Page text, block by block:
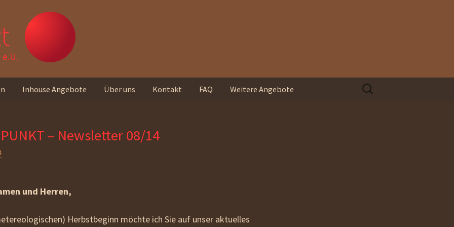
e.U.
Inhouse Angebote Über uns
Standorte
Unseren Newsletter
Kontakt FAQ Weitere Angebote
Suchen
nach:
PUNKT – Newsletter 08/14
und Herren,
Herbstbeginn möchte ich Sie auf unser aktuelles